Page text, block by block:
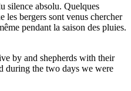
silence absolu. Quelques
les bergers sont venus chercher
pendant la saison des pluies.
by and shepherds with their
during the two days we were